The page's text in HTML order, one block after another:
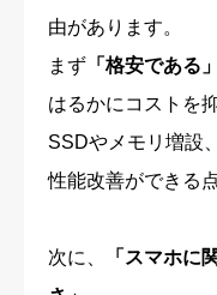
由があります。
まず 「格安である」
はるかにコストを
SSDやメモリ増設
性能改善ができる
次に、
「スマホに